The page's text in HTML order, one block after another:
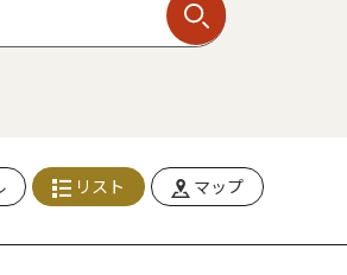
リスト マップ